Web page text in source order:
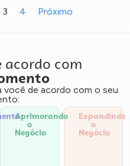
3 4 Próximo
acordo com
você de acordo com o seu
Aprimorando
o
Negócio
Expandindo
o
Negócio